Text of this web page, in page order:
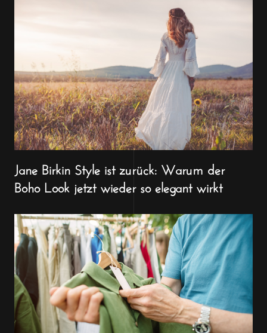
Jane Birkin Style ist zurück: Warum der
Boho Look jetzt wieder so elegant wirkt